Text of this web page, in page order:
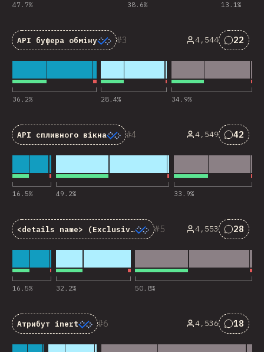
47.7% 38.6% 13.1%
3
API буфера обміну
36.2% 28.4% 34.9%
4,544 22
4
API спливного вікна
16.5% 49.2% 33.9%
4,549 42
5
<details name> (Exclusive Accordion)
16.5% 32.2% 50.8%
4,553 28
6
Атрибут inert 4,536 18